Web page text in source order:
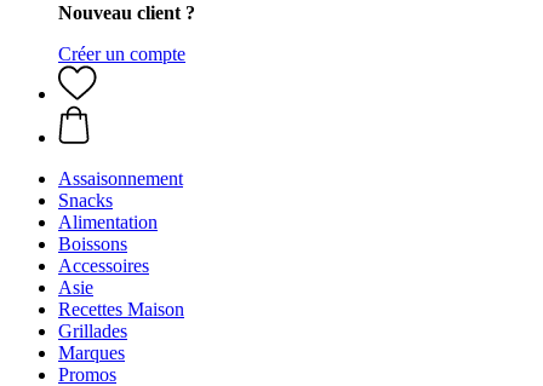
Nouveau client ?
Créer un compte
Assaisonnement
Snacks
Alimentation
Boissons
Accessoires
Asie
Recettes Maison
Grillades
Marques
Promos